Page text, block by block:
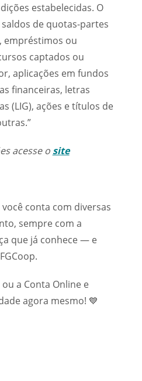
estabelecidas. O
de quotas-partes
empréstimos ou
captados ou
aplicações em fundos
financeiras, letras
(LIG), ações e títulos de
acesse o site
conta com diversas
sempre com a
que já conhece — e
a Conta Online e
agora mesmo! 💙